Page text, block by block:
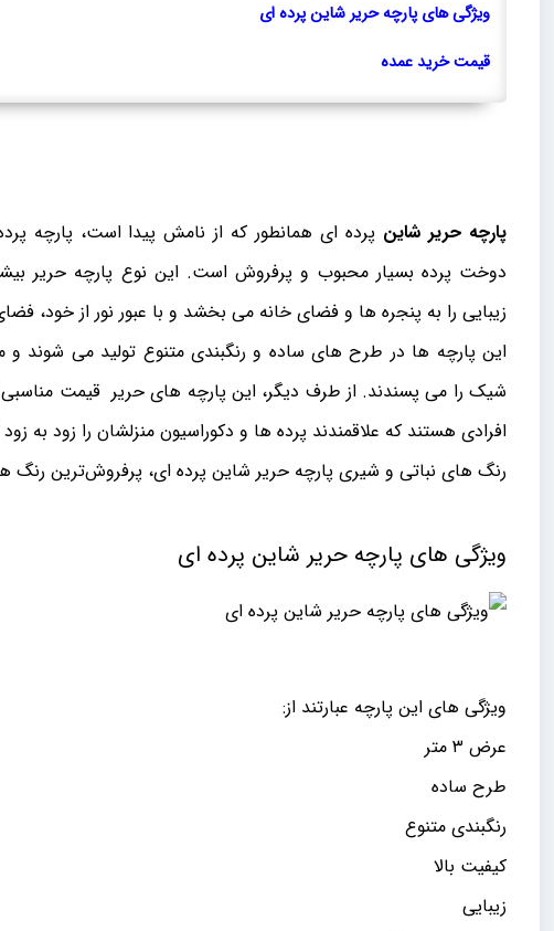
ویژگی های پارچه حریر شاین پرده ای
قیمت خرید عمده
پارچه حریر شاین
دوخت پرده بسیار محبوب و پرفروش است. این نوع پارچه حریر
زیبایی را به پنجره ها و فضای خانه می بخشد و با عبور نور از خود،
این پارچه ها در طرح های ساده و رنگبندی متنوع تولید می شوند
شیک را می پسندند. از طرف دیگر، این پارچه های حریر قیمت مناسبی
افرادی هستند که علاقمندند پرده ها و دکوراسیون منزلشان را زود به
رنگ های نباتی و شیری پارچه حریر شاین پرده ای، پرفروش‌ترین رنگ
ویژگی های پارچه حریر شاین پرده ای
ویژگی های این پارچه عبارتند از:
عرض ۳ متر
طرح ساده
رنگبندی متنوع
کیفیت بالا
زیبایی